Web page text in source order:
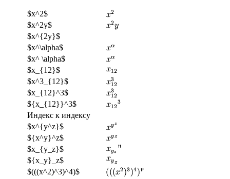
$x^2$
$x^2y$
$x^{2y}$
$x^\alpha$
$x^ \alpha$
$x_{12}$
$x^3_{12}$
$x_{12}^3$
${x_{12}}^3$
Индекс к индексу
$x^{y^z}$
${x^y}^z$
$x_{y_z}$
${x_y}_z$
$(((x^2)^3)^4)$